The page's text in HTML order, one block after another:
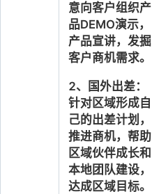
意向客户组织产
品DEMO演示，
产品宣讲，发掘
客户商机需求。
2、
国外出差：
针对区域形成自
己的出差计划，
推进商机，帮助
区域伙伴成长和
本地团队建设，
达成区域目标。